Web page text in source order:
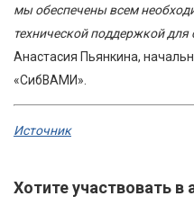
мы обеспечены всем
технической поддержкой
Анастасия Пьянкина,
«СибВАМИ».
Источник
Хотите участвовать в